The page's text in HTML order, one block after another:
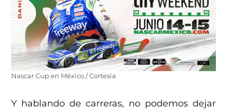
Nascar Cup en México / Cortesía
Y hablando de carreras, no podemos dejar